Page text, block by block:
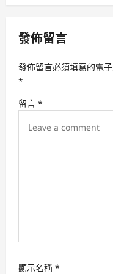
i
a
t
i
發佈留言
發佈留言必須填寫的電
*
留言 *
顯示名稱 *